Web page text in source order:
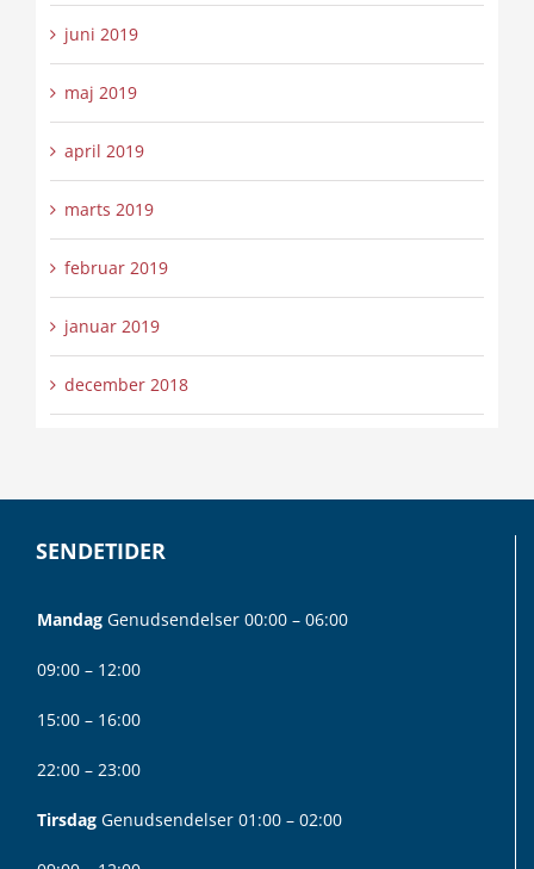
juni 2019
maj 2019
april 2019
marts 2019
februar 2019
januar 2019
december 2018
SENDETIDER
Mandag Genudsendelser 00:00 – 06:00
09:00 – 12:00
15:00 – 16:00
22:00 – 23:00
Tirsdag Genudsendelser 01:00 – 02:00